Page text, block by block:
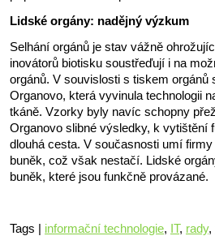
Lidské orgány: nadějný výzkum
Selhání orgánů je stav vážně
inovátorů biotisku soustřeďují i na
orgánů. V souvislosti s tiskem orgánů
Organovo, která vyvinula technologii
tkáně. Vzorky byly navíc schopny
Organovo slibné výsledky, k vytištění
dlouhá cesta. V současnosti umí
buněk, což však nestačí. Lidské
buněk, které jsou funkčně provázané.
Tags | informační technologie, IT, rady,